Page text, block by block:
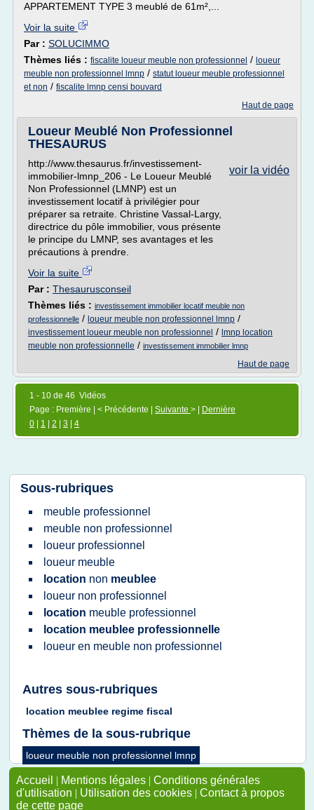
APPARTEMENT TYPE 3 meublé de 61m²,...
Voir la suite
Par : SOLUCIMMO
Thèmes liés : fiscalite loueur meuble non professionnel / loueur
meuble non professionnel lmnp / statut loueur meuble professionnel
et non / fiscalite lmnp censi bouvard
Haut de page
Loueur Meublé Non Professionnel
THESAURUS
voir la vidéo
http://www.thesaurus.fr/investissement-
immobilier-lmnp_206 - Le Loueur Meublé
Non Professionnel (LMNP) est un
investissement locatif à privilégier pour
préparer sa retraite. Christine Vassal-Largy,
directrice du pôle immobilier, vous présente
le principe du LMNP, ses avantages et les
précautions à prendre.
Voir la suite
Par : Thesaurusconseil
Thèmes liés : investissement immobilier locatif meuble non
professionnelle / loueur meuble non professionnel lmnp /
investissement loueur meuble non professionnel / lmnp location
meuble non professionnelle / investissement immobilier lmnp
Haut de page
1 - 10 de 46 Vidéos
Page : Première | < Précédente | Suivante > |
Dernière
0
1 2 3 4
Sous-rubriques
meuble professionnel
meuble non professionnel
loueur professionnel
loueur meuble
location non meublee
loueur non professionnel
location meuble professionnel
location meublee professionnelle
loueur en meuble non professionnel
Autres sous-rubriques
location meublee regime fiscal
Thèmes de la sous-rubrique
loueur meuble non professionnel lmnp
Accueil | Mentions légales | Conditions générales
d'utilisation | Utilisation des cookies | Contact à propos
de cette page